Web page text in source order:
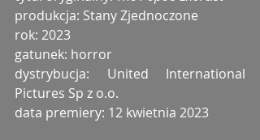
produkcja: Stany Zjednoczone
rok: 2023
gatunek: horror
dystrybucja: United International
Pictures Sp z o.o.
data premiery: 12 kwietnia 2023